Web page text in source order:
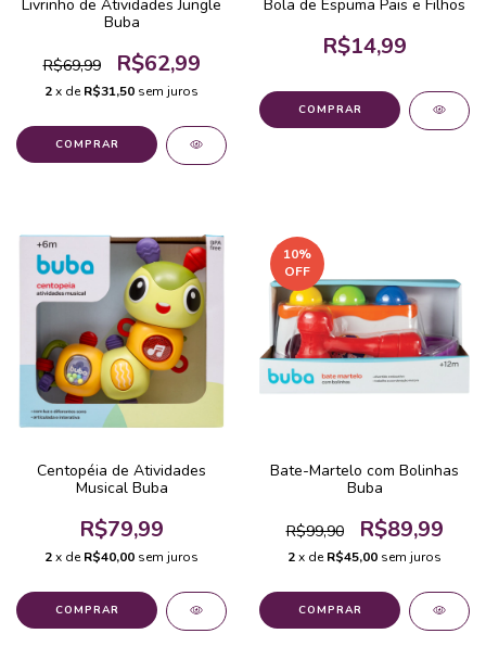
Livrinho de Atividades Jungle
Buba
R$69,99 R$62,99
2x deR$31,50 sem juros
Bola de Espuma Pais e Filhos
R$14,99
Centopéia de Atividades
Musical Buba
R$79,99
2x deR$40,00 sem juros
10%
OFF
Bate-Martelo com Bolinhas
Buba
R$99,90 R$89,99
2x deR$45,00 sem juros